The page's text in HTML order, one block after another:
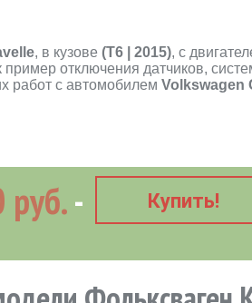
, в кузове (T6 | 2015), с
отключения датчиков,
работ с автомобилем Volkswagen
руб. Купить!